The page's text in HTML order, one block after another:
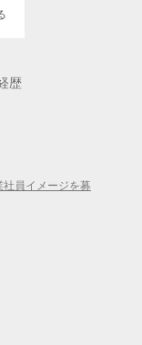
歴
員イメージを募